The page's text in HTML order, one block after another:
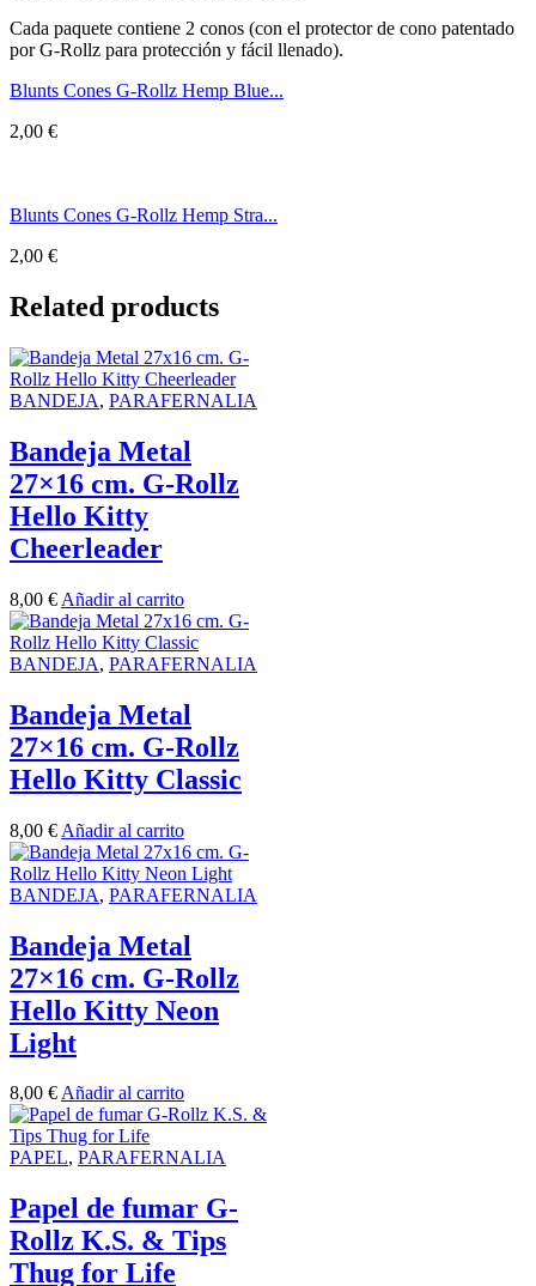
Cada paquete contiene 2 conos (con el protector de cono patentado
por G-Rollz para protección y fácil llenado).
Blunts Cones G-Rollz Hemp Blue...
2,00 €
Blunts Cones G-Rollz Hemp Stra...
2,00 €
Related products
BANDEJA, PARAFERNALIA
Bandeja Metal
27×16 cm. G-Rollz
Hello Kitty
Cheerleader
8,00 € Añadir al carrito
BANDEJA, PARAFERNALIA
Bandeja Metal
27×16 cm. G-Rollz
Hello Kitty Classic
8,00 € Añadir al carrito
BANDEJA, PARAFERNALIA
Bandeja Metal
27×16 cm. G-Rollz
Hello Kitty Neon
Light
8,00 €Añadir al carrito
PAPEL, PARAFERNALIA
Papel de fumar G-
Rollz K.S. & Tips
Thug for Life